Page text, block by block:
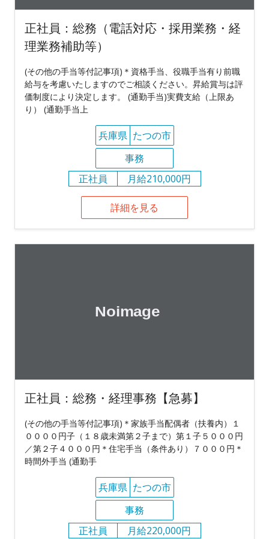
正社員：総務（電話対応・採用業務・経
理業務補助等）
(その他の手当等付記事項)＊資格手当、役職手当有り前職
給与を考慮いたしますのでご相談ください。昇給賞与は評
価制度により決定します。 (通勤手当)実費支給（上限あ
り） (通勤手当上
兵庫県 たつの市
事務
正社員
月給210,000円
詳細を見る
正社員：総務・経理事務【急募】
(その他の手当等付記事項)＊家族手当配偶者（扶養内）１
００００円子（１８歳未満第２子まで）第１子５０００円
／第２子４０００円＊住宅手当（条件あり）７０００円＊
時間外手当 (通勤手
兵庫県 たつの市
事務
正社員
月給220,000円